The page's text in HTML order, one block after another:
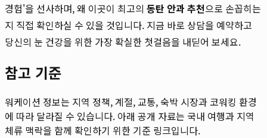
경험'을 선사하며, 왜 이곳이 최고의 동탄 안과 추천으로 손꼽히는
지 직접 확인하실 수 있을 것입니다. 지금 바로 상담을 예약하고
당신의 눈 건강을 위한 가장 확실한 첫걸음을 내딛어 보세요.
참고 기준
워케이션 정보는 지역 정책, 계절, 교통, 숙박 시장과 코워킹 환경
에 따라 달라질 수 있습니다. 아래 공개 자료는 국내 여행과 지역
체류 맥락을 함께 확인하기 위한 기준 링크입니다.